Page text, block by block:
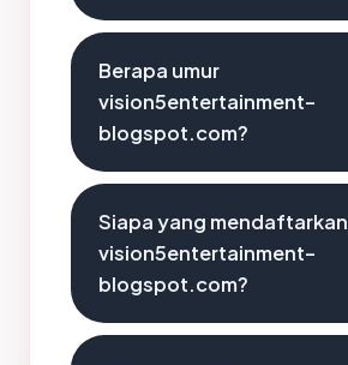
Berapa umur
vision5entertainment-
blogspot.com?
Siapa yang mendaftarkan
vision5entertainment-
blogspot.com?